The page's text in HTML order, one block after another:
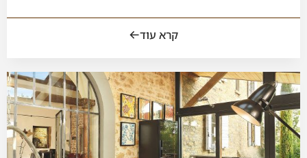
קרא עוד